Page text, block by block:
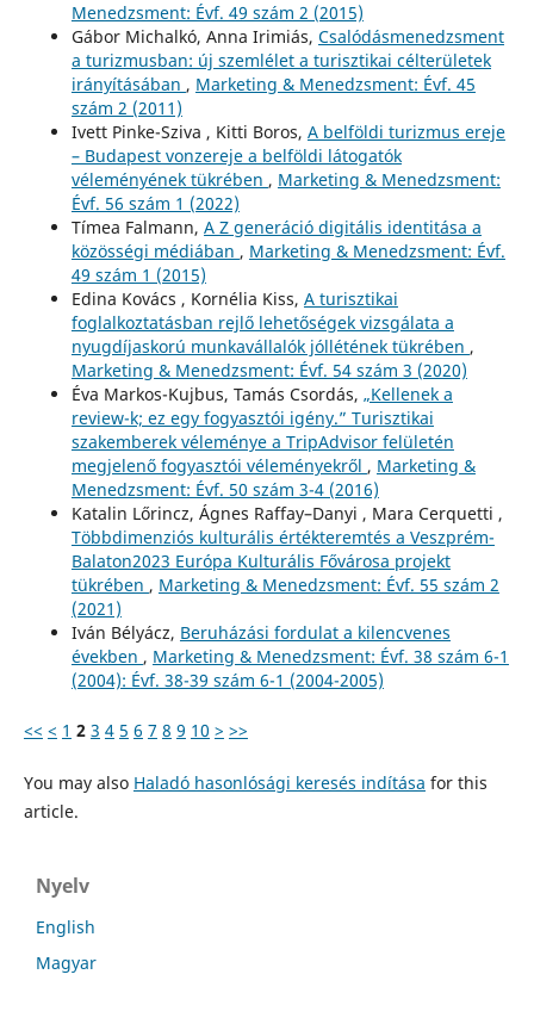
Menedzsment: Évf. 49 szám 2 (2015)
Gábor Michalkó, Anna Irimiás, Csalódásmenedzsment
a turizmusban: új szemlélet a turisztikai célterületek
irányításában , Marketing & Menedzsment: Évf. 45
szám 2 (2011)
Ivett Pinke-Sziva , Kitti Boros, A belföldi turizmus ereje
– Budapest vonzereje a belföldi látogatók
véleményének tükrében , Marketing & Menedzsment:
Évf. 56 szám 1 (2022)
Tímea Falmann, A Z generáció digitális identitása a
közösségi médiában , Marketing & Menedzsment: Évf.
49 szám 1 (2015)
Edina Kovács , Kornélia Kiss, A turisztikai
foglalkoztatásban rejlő lehetőségek vizsgálata a
nyugdíjaskorú munkavállalók jóllétének tükrében ,
Marketing & Menedzsment: Évf. 54 szám 3 (2020)
Éva Markos-Kujbus, Tamás Csordás, „Kellenek a
review-k; ez egy fogyasztói igény.” Turisztikai
szakemberek véleménye a TripAdvisor felületén
megjelenő fogyasztói véleményekről , Marketing &
Menedzsment: Évf. 50 szám 3-4 (2016)
Katalin Lőrincz, Ágnes Raffay–Danyi , Mara Cerquetti ,
Többdimenziós kulturális értékteremtés a Veszprém-
Balaton2023 Európa Kulturális Fővárosa projekt
tükrében , Marketing & Menedzsment: Évf. 55 szám 2
(2021)
Iván Bélyácz, Beruházási fordulat a kilencvenes
években , Marketing & Menedzsment: Évf. 38 szám 6-1
(2004): Évf. 38-39 szám 6-1 (2004-2005)
<< < 1 2 3 4 5 6 7 8 9 10 > >>
You may also Haladó hasonlósági keresés indítása for this
article.
Nyelv
English
Magyar